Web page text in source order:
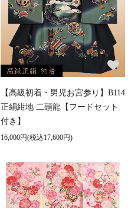
【高級初着・男児お宮参り】B114
正絹紺地 二頭龍【フードセット
付き】
16,000円(税込17,600円)